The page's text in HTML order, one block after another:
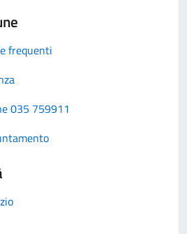
frequenti
035 759911